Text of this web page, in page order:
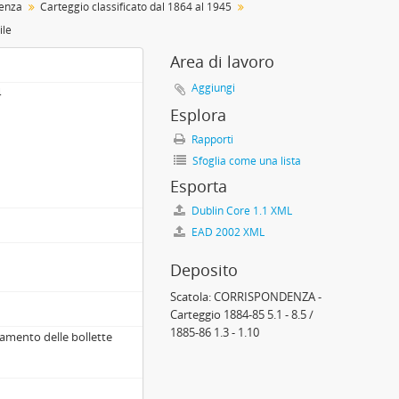
Carteggio classificato dal 1864 al 1945
delle bollette
Area di lavoro
Aggiungi
Esplora
Rapporti
Sfoglia come una lista
Esporta
Dublin Core 1.1 XML
EAD 2002 XML
Deposito
Scatola:CORRISPONDENZA -
Carteggio 1884-85 5.1 - 8.5 /
1885-86 1.3 - 1.10